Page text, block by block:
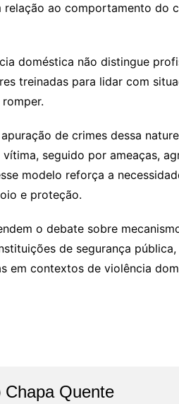
ao comportamento do
doméstica não distingue
treinadas para lidar com
de crimes dessa
seguido por ameaças,
modelo reforça a
e proteção.
o debate sobre
de segurança
em contextos de violência
Chapa Quente